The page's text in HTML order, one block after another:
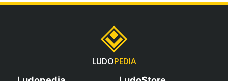
LUDOPEDIA